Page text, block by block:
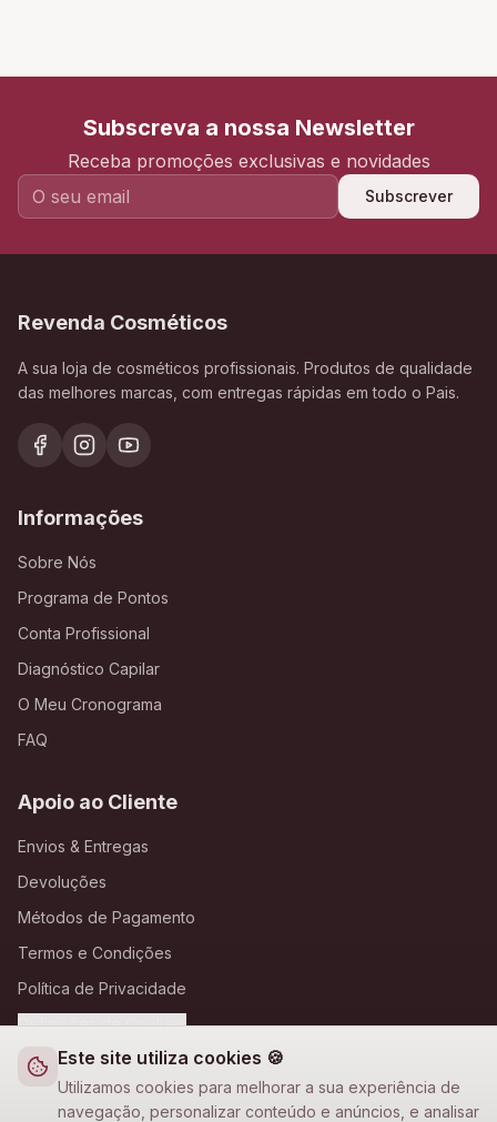
Este site utiliza cookies 🍪
Utilizamos cookies para melhorar a sua experiência de
navegação, personalizar conteúdo e anúncios, e analisar
Subscreva a nossa Newsletter
Receba promoções exclusivas e novidades
Subscrever
Revenda Cosméticos
A sua loja de cosméticos profissionais. Produtos de qualidade
das melhores marcas, com entregas rápidas em todo o Pais.
Informações
Sobre Nós
Programa de Pontos
Conta Profissional
Diagnóstico Capilar
O Meu Cronograma
FAQ
Apoio ao Cliente
Envios & Entregas
Devoluções
Métodos de Pagamento
Termos e Condições
Política de Privacidade
Definições de Cookies
A Loja Nova